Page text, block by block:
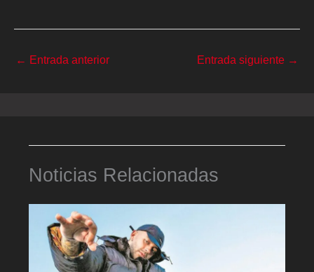
← Entrada anterior Entrada siguiente →
Noticias Relacionadas